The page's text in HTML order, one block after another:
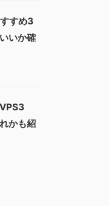
すめ3
いか確
かも紹